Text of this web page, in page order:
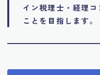
イン税理士・経理
ことを目指します。